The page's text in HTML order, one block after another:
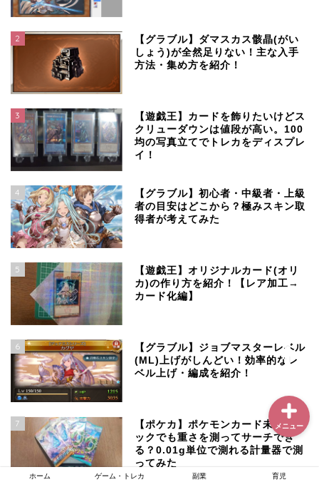
2
【グラブル】ダマスカス骸晶(がい
しょう)が全然足りない！主な入手
方法・集め方を紹介！
3
【遊戯王】カードを飾りたいけどス
クリューダウンは値段が高い。100
均の写真立てでトレカをディスプレ
イ！
4
【グラブル】初心者・中級者・上級
者の目安はどこから？極みスキン取
得者が考えてみた
5
【遊戯王】オリジナルカード(オリ
カ)の作り方を紹介！【レア加工→
カード化編】
6
【グラブル】ジョブマスターレベル
(ML)上げがしんどい！効率的なレ
ベル上げ・編成を紹介！
7
【ポケカ】ポケモンカード未開封パ
ックでも重さを測ってサーチでき
る？0.01g単位で測れる計量器で測
ってみた
ホーム ゲーム・トレカ 副業 育児
メニュー
ホーム
ゲーム・トレカ
育児